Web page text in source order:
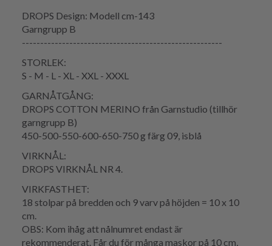
DROPS Design: Modell cm-143
Garngrupp B
-------------------------------------------------------
STORLEK:
S - M - L - XL - XXL - XXXL
GARNÅTGÅNG:
DROPS COTTON MERINO från Garnstudio (tillhör
garngrupp B)
450-500-550-600-650-750 g färg 09, isblå
VIRKNÅL:
DROPS VIRKNÅL NR 4.
VIRKFASTHET:
18 stolpar på bredden och 9 varv på höjden = 10 x 10
cm.
OBS: Kom ihåg att nålnumret endast är
rekommenderat. Får du för många maskor på 10 cm,